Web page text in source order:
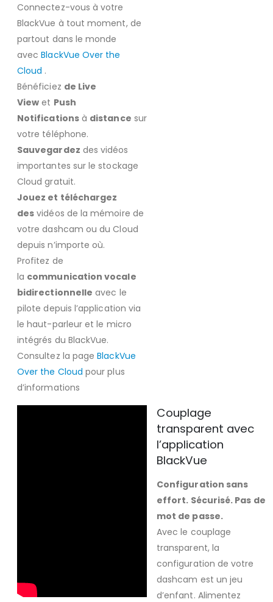
Connectez-vous à votre
BlackVue à tout moment, de
partout dans le monde
avecBlackVue Over the
Cloud .
Bénéficiez de Live
View et Push
Notificationsà distance sur
votre téléphone.
Sauvegardez des vidéos
importantes sur le stockage
Cloud gratuit.
Jouez et téléchargez
des vidéos de la mémoire de
votre dashcam ou du Cloud
depuis n’importe où.
Profitez de
la communication vocale
bidirectionnelle avec le
pilote depuis l’application via
le haut-parleur et le micro
intégrés du BlackVue.
Consultez la page BlackVue
Over the Cloud pour plus
d’informations
Couplage
transparent avec
l’application
BlackVue
Configuration sans
effort. Sécurisé. Pas de
mot de passe.
Avec le couplage
transparent, la
configuration de votre
dashcam est un jeu
d’enfant. Alimentez